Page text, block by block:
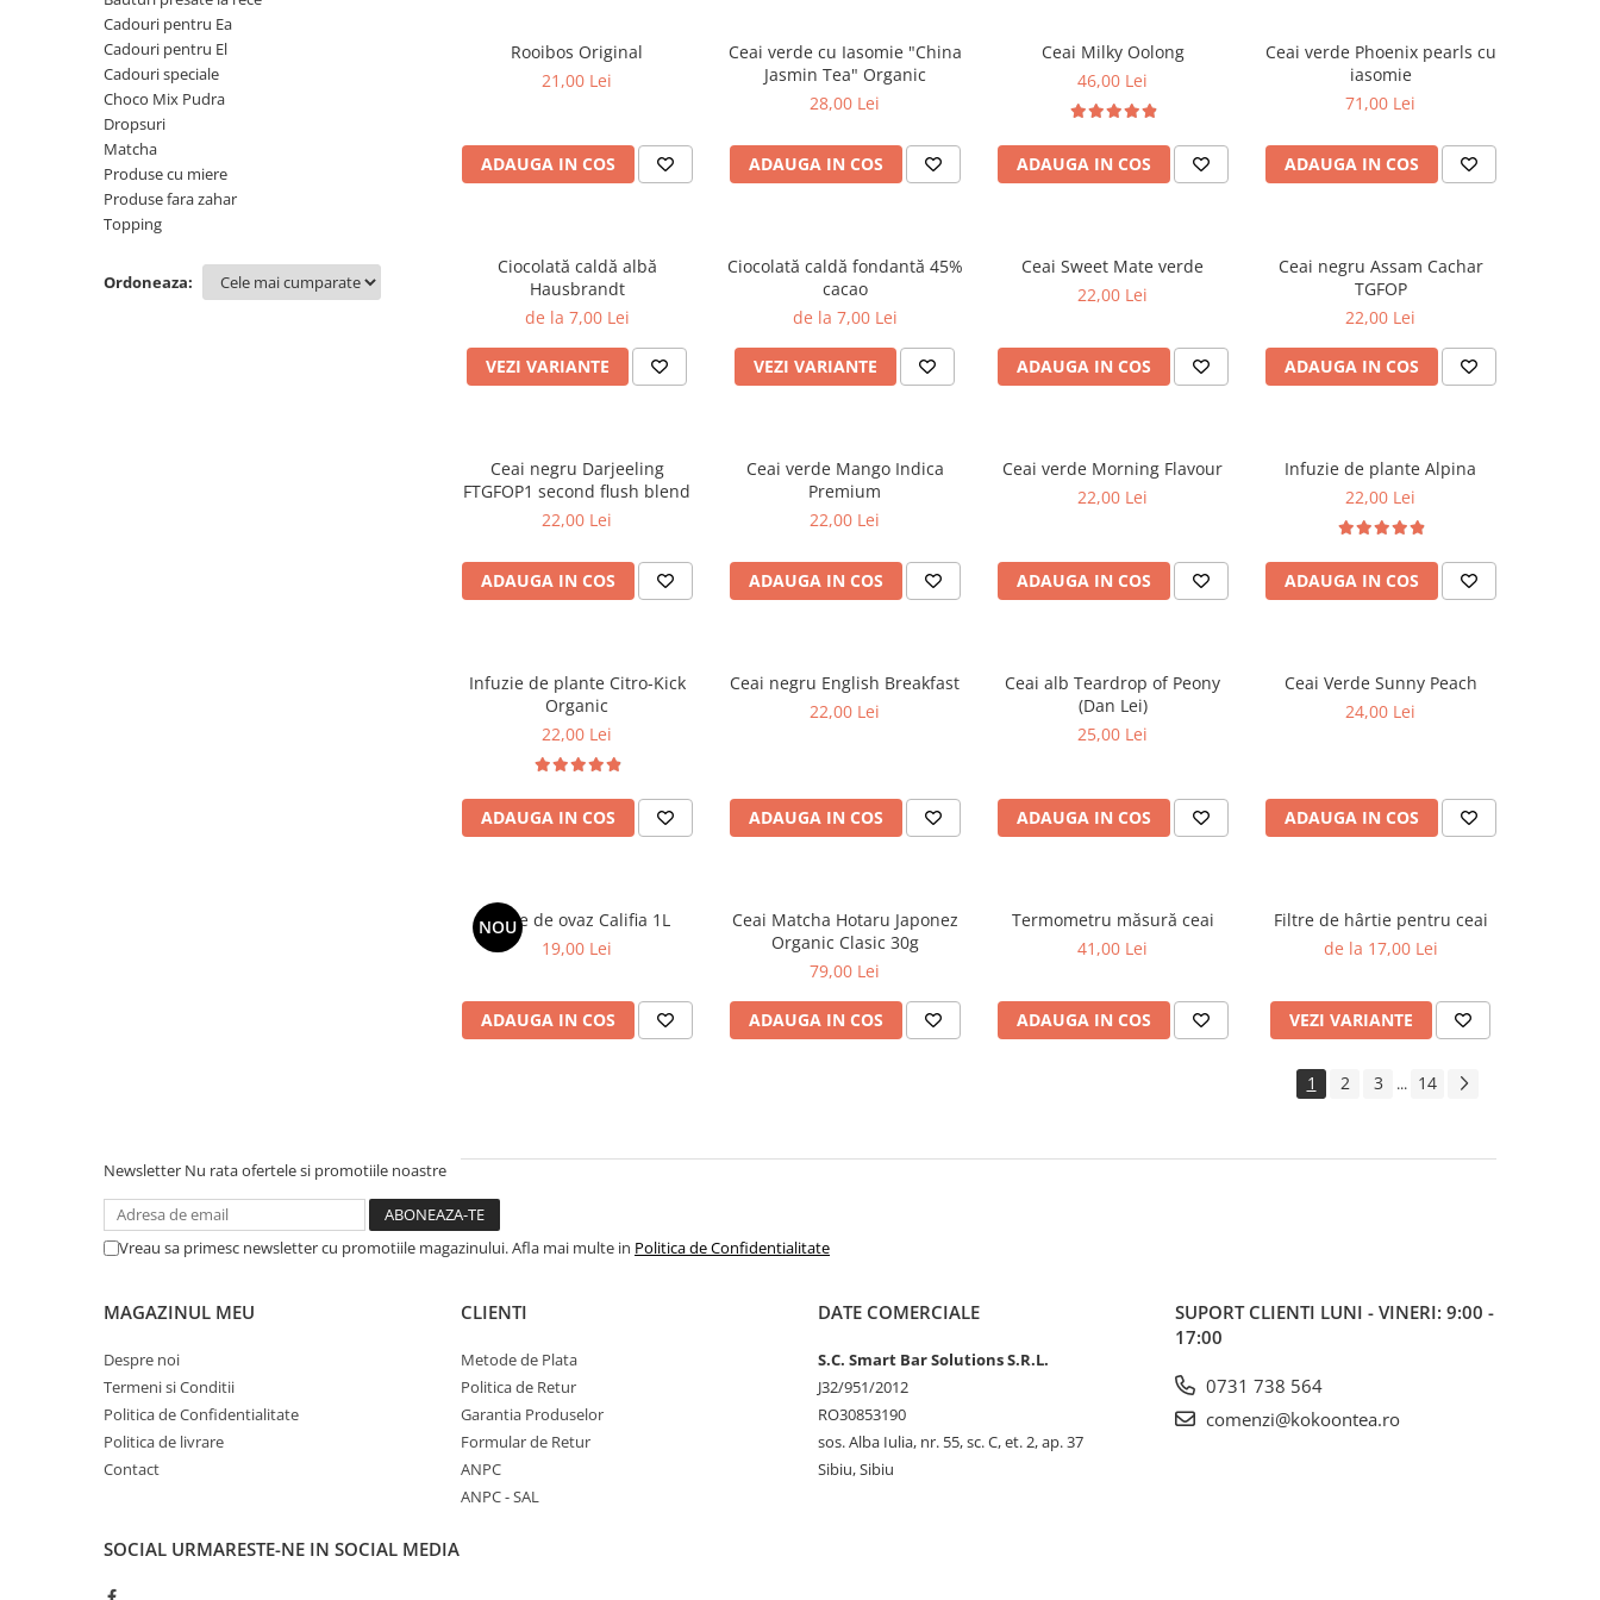
Sirop de ceai
Cadouri pentru Ea
Cadouri pentru El
Cadouri speciale
Choco Mix Pudra
Dropsuri
Matcha
Produse cu miere
Produse fara zahar
Topping
Ordoneaza:
Rooibos Original
21,00 Lei
ADAUGA IN COS
Ceai verde cu Iasomie "China
Jasmin Tea" Organic
28,00 Lei
ADAUGA IN COS
Ceai Milky Oolong
46,00 Lei
ADAUGA IN COS
Ceai verde Phoenix pearls cu
iasomie
71,00 Lei
ADAUGA IN COS
Ciocolată caldă albă
Hausbrandt
de la 7,00 Lei
VEZI VARIANTE
Ciocolată caldă fondantă 45%
cacao
de la 7,00 Lei
VEZI VARIANTE
Ceai Sweet Mate verde
22,00 Lei
ADAUGA IN COS
Ceai negru Assam Cachar
TGFOP
22,00 Lei
ADAUGA IN COS
Ceai negru Darjeeling
FTGFOP1 second flush blend
22,00 Lei
ADAUGA IN COS
Ceai verde Mango Indica
Premium
22,00 Lei
ADAUGA IN COS
Ceai verde Morning Flavour
22,00 Lei
ADAUGA IN COS
Infuzie de plante Alpina
22,00 Lei
ADAUGA IN COS
Infuzie de plante Citro-Kick
Organic
22,00 Lei
ADAUGA IN COS
Ceai negru English Breakfast
22,00 Lei
ADAUGA IN COS
Ceai alb Teardrop of Peony
(Dan Lei)
25,00 Lei
ADAUGA IN COS
Ceai Verde Sunny Peach
24,00 Lei
ADAUGA IN COS
NOU
Lapte de ovaz Califia 1L
19,00 Lei
ADAUGA IN COS
Ceai Matcha Hotaru Japonez
Organic Clasic 30g
79,00 Lei
ADAUGA IN COS
Termometru măsură ceai
41,00 Lei
ADAUGA IN COS
Filtre de hârtie pentru ceai
de la 17,00 Lei
VEZI VARIANTE
1 2 3 ... 14
Newsletter Nu rata ofertele si promotiile noastre
Vreau sa primesc newsletter cu promotiile magazinului. Afla mai multe in Politica de Confidentialitate
MAGAZINUL MEU
Despre noi
Termeni si Conditii
Politica de Confidentialitate
Politica de livrare
Contact
CLIENTI
Metode de Plata
Politica de Retur
Garantia Produselor
Formular de Retur
ANPC
ANPC - SAL
DATE COMERCIALE
S.C. Smart Bar Solutions S.R.L.
J32/951/2012
RO30853190
sos. Alba Iulia, nr. 55, sc. C, et. 2, ap. 37
Sibiu, Sibiu
SUPORT CLIENTI LUNI - VINERI: 9:00 -
17:00
0731 738 564
comenzi@kokoontea.ro
SOCIAL URMARESTE-NE IN SOCIAL MEDIA